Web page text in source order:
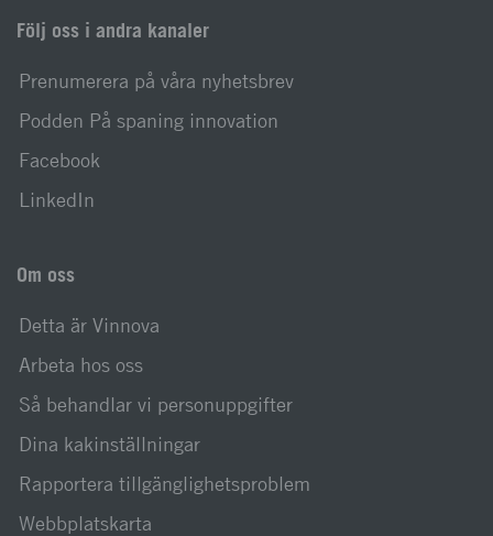
Följ oss i andra kanaler
Prenumerera på våra nyhetsbrev
Podden På spaning innovation
Facebook
LinkedIn
Om oss
Detta är Vinnova
Arbeta hos oss
Så behandlar vi personuppgifter
Dina kakinställningar
Rapportera tillgänglighetsproblem
Webbplatskarta